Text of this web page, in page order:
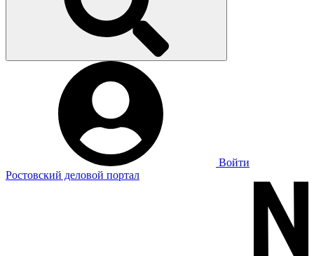
Войти
Ростовский деловой портал